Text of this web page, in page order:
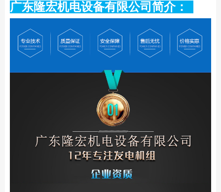
广东隆宏机电设备有限公司简介：